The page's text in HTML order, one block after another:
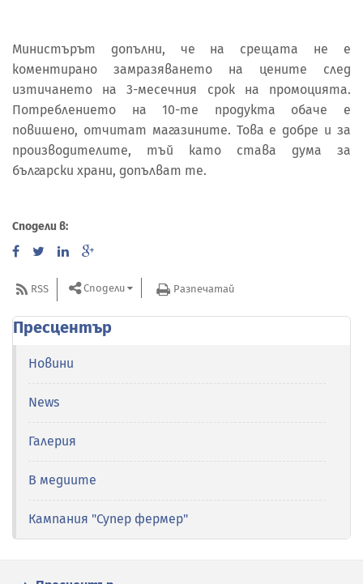
Министърът допълни, че на срещата не е
коментирано замразяването на цените след
изтичането на 3-месечния срок на промоцията.
Потреблението на 10-те продукта обаче е
повишено, отчитат магазините. Това е добре и за
производителите, тъй като става дума за
български храни, допълват те.
Сподели в:
RSS Сподели Разпечатай
Пресцентър
Новини
News
Галерия
В медиите
Кампания "Супер фермер"